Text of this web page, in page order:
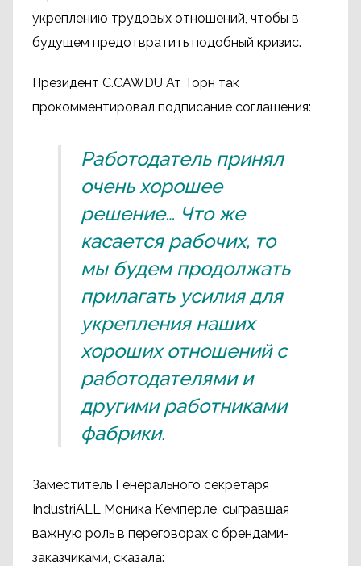
укреплению трудовых отношений, чтобы в
будущем предотвратить подобный кризис.
Президент C.CAWDU Ат Торн так
прокомментировал подписание соглашения:
Работодатель принял
очень хорошее
решение… Что же
касается рабочих, то
мы будем продолжать
прилагать усилия для
укрепления наших
хороших отношений с
работодателями и
другими работниками
фабрики.
Заместитель Генерального секретаря
IndustriALL Моника Кемперле, сыгравшая
важную роль в переговорах с брендами-
заказчиками, сказала: